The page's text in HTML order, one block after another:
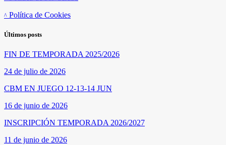
Política de Cookies
Últimos posts
FIN DE TEMPORADA 2025/2026
24 de julio de 2026
CBM EN JUEGO 12-13-14 JUN
16 de junio de 2026
INSCRIPCIÓN TEMPORADA 2026/2027
11 de junio de 2026